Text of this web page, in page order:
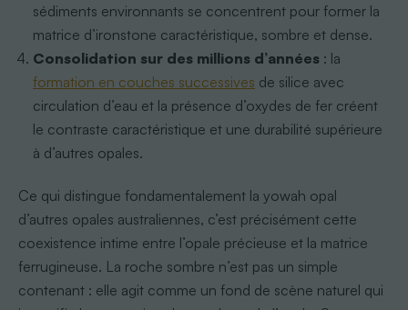
sédiments environnants se concentrent pour former la
matrice d’ironstone caractéristique, sombre et dense.
Consolidation sur des millions d’années : la
formation en couches successives de silice avec
circulation d’eau et la présence d’oxydes de fer créent
le contraste caractéristique et une durabilité supérieure
à d’autres opales.
Ce qui distingue fondamentalement la yowah opal
d’autres opales australiennes, c’est précisément cette
coexistence intime entre l’opale précieuse et la matrice
ferrugineuse. La roche sombre n’est pas un simple
contenant : elle agit comme un fond de scène naturel qui